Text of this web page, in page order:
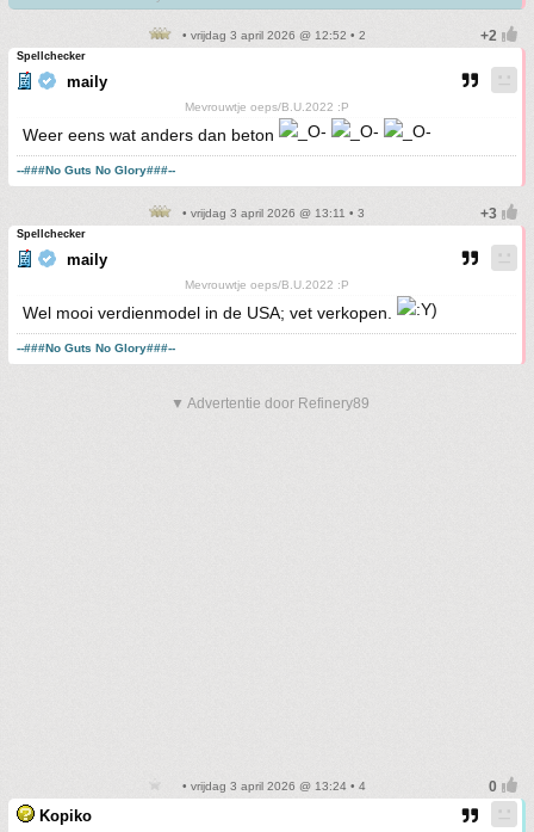
• vrijdag 3 april 2026 @ 12:52 • 2
Spellchecker
maily
Mevrouwtje oeps/B.U.2022 :P
Weer eens wat anders dan beton
--###No Guts No Glory###--
• vrijdag 3 april 2026 @ 13:11 • 3
Spellchecker
maily
Mevrouwtje oeps/B.U.2022 :P
Wel mooi verdienmodel in de USA; vet verkopen.
--###No Guts No Glory###--
▼ Advertentie door Refinery89
• vrijdag 3 april 2026 @ 13:24 • 4
Kopiko